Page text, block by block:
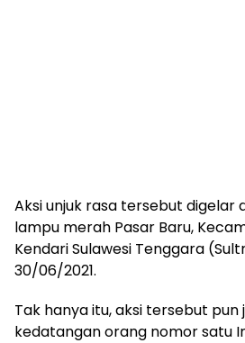
Aksi unjuk rasa tersebut digelar
lampu merah Pasar Baru,
Kendari Sulawesi Tenggara
30/06/2021.
Tak hanya itu, aksi tersebut pun
kedatangan orang nomor satu